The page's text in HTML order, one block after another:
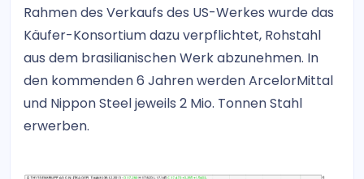
Rahmen des Verkaufs des US-Werkes wurde das
Käufer-Konsortium dazu verpflichtet, Rohstahl
aus dem brasilianischen Werk abzunehmen. In
den kommenden 6 Jahren werden ArcelorMittal
und Nippon Steel jeweils 2 Mio. Tonnen Stahl
erwerben.